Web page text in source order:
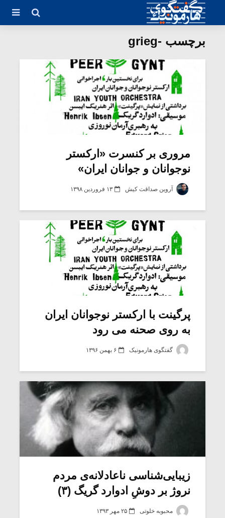
برچسب -grieg
مروری بر کنسرت «ارکستر
نوجوانان و جوانان ایران»
آروین صداقت کیش ۱۳ فروردین ۱۳۹۸
پرگینت با ارکستر نوجوانان ایران
به روی صحنه می رود
گفتگوی هارمونیک ۶ بهمن ۱۳۹۶
زیبایی‌شناسی ناعادلانه‌ی مردم
نروژ بر دوشِ ادوارد گریگ (۳)
محبوبه خلوتی ۲۵ مهر ۱۳۹۳